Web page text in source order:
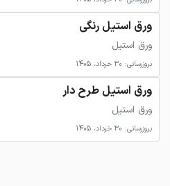
ورق استیل رنگی
ورق استیل
بروزرسانی: 30 خرداد، 1405
ورق استیل طرح دار
ورق استیل
بروزرسانی: 30 خرداد، 1405